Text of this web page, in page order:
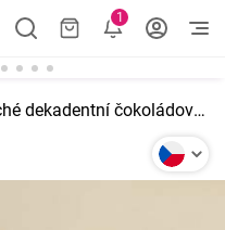
1
Jednoduché dekadentní čokoládové lanýže